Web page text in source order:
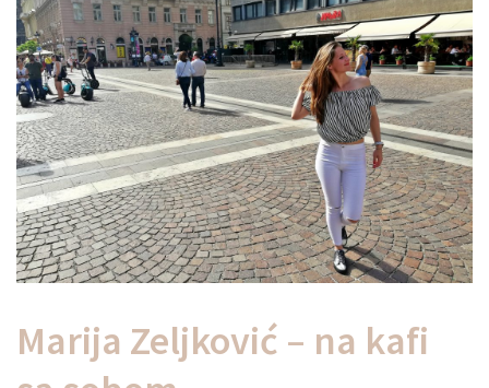
Marija Zeljković – na kafi